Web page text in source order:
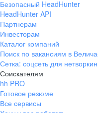
Безопасный HeadHunter
HeadHunter API
Партнерам
Инвесторам
Каталог компаний
Поиск по вакансиям в
Сетка: соцсеть для
Соискателям
hh PRO
Готовое резюме
Все сервисы